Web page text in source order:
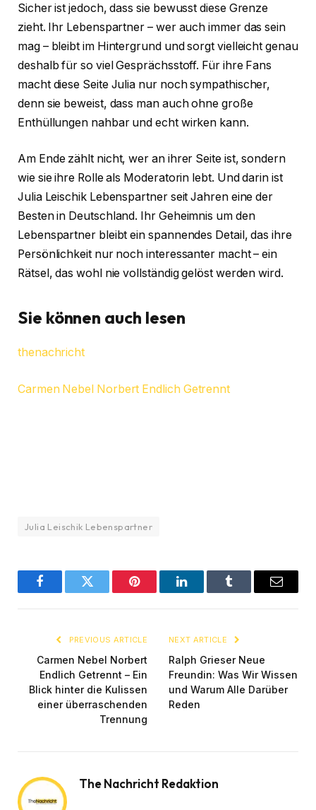
Sicher ist jedoch, dass sie bewusst diese Grenze
zieht. Ihr Lebenspartner – wer auch immer das sein
mag – bleibt im Hintergrund und sorgt vielleicht genau
deshalb für so viel Gesprächsstoff. Für ihre Fans
macht diese Seite Julia nur noch sympathischer,
denn sie beweist, dass man auch ohne große
Enthüllungen nahbar und echt wirken kann.
Am Ende zählt nicht, wer an ihrer Seite ist, sondern
wie sie ihre Rolle als Moderatorin lebt. Und darin ist
Julia Leischik Lebenspartner seit Jahren eine der
Besten in Deutschland. Ihr Geheimnis um den
Lebenspartner bleibt ein spannendes Detail, das ihre
Persönlichkeit nur noch interessanter macht – ein
Rätsel, das wohl nie vollständig gelöst werden wird.
Sie können auch lesen
thenachricht
Carmen Nebel Norbert Endlich Getrennt
Julia Leischik Lebenspartner
FacebookTwitter Pinterest LinkedInTumblr Email
PREVIOUS ARTICLE
Carmen Nebel Norbert
Endlich Getrennt – Ein
Blick hinter die Kulissen
einer überraschenden
Trennung
NEXT ARTICLE
Ralph Grieser Neue
Freundin: Was Wir Wissen
und Warum Alle Darüber
Reden
The Nachricht Redaktion